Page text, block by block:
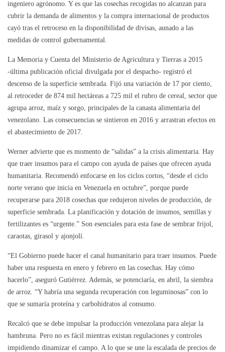
ingeniero agrónomo. Y es que las cosechas recogidas no alcanzan para
cubrir la demanda de alimentos y la compra internacional de productos
cayó tras el retroceso en la disponibilidad de divisas, aunado a las
medidas de control gubernamental.
La Memoria y Cuenta del Ministerio de Agricultura y Tierras a 2015
-última publicación oficial divulgada por el despacho- registró el
descenso de la superficie sembrada. Fijó una variación de 17 por ciento,
al retroceder de 874 mil hectáreas a 725 mil el rubro de cereal, sector que
agrupa arroz, maíz y sorgo, principales de la canasta alimentaria del
venezolano. Las consecuencias se sintieron en 2016 y arrastran efectos en
el abastecimiento de 2017.
Werner advierte que es momento de “salidas” a la crisis alimentaria. Hay
que traer insumos para el campo con ayuda de países que ofrecen ayuda
humanitaria. Recomendó enfocarse en los ciclos cortos, “desde el ciclo
norte verano que inicia en Venezuela en octubre”, porque puede
recuperarse para 2018 cosechas que redujeron niveles de producción, de
superficie sembrada. La planificación y dotación de insumos, semillas y
fertilizantes es “urgente.” Son esenciales para esta fase de sembrar frijol,
caraotas, girasol y ajonjolí.
“El Gobierno puede hacer el canal humanitario para traer insumos. Puede
haber una respuesta en enero y febrero en las cosechas. Hay cómo
hacerlo”, aseguró Gutiérrez. Además, se potenciaría, en abril, la siembra
de arroz. “Y habría una segunda recuperación con leguminosas” con lo
que se sumaría proteína y carbohidratos al consumo.
Recalcó que se debe impulsar la producción venezolana para alejar la
hambruna. Pero no es fácil mientras existan regulaciones y controles
impidiendo dinamizar el campo. A lo que se une la escalada de precios de